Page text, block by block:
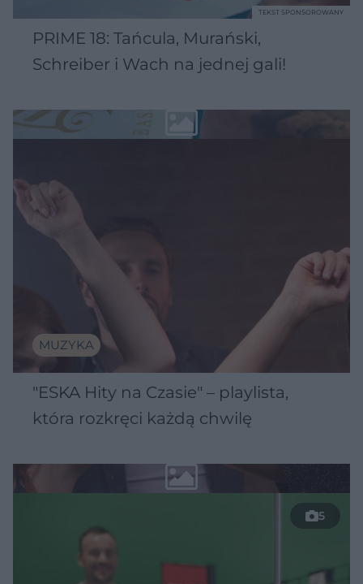
PRIME 18: Tańcula, Murański,
Schreiber i Wach na jednej gali!
TEKST SPONSOROWANY
MUZYKA
"ESKA Hity na Czasie" – playlista,
która rozkręci każdą chwilę
5